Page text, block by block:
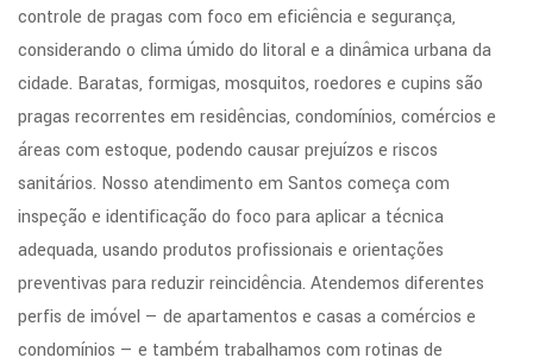
controle de pragas com foco em eficiência e segurança,
considerando o clima úmido do litoral e a dinâmica urbana da
cidade. Baratas, formigas, mosquitos, roedores e cupins são
pragas recorrentes em residências, condomínios, comércios e
áreas com estoque, podendo causar prejuízos e riscos
sanitários. Nosso atendimento em Santos começa com
inspeção e identificação do foco para aplicar a técnica
adequada, usando produtos profissionais e orientações
preventivas para reduzir reincidência. Atendemos diferentes
perfis de imóvel — de apartamentos e casas a comércios e
condomínios — e também trabalhamos com rotinas de